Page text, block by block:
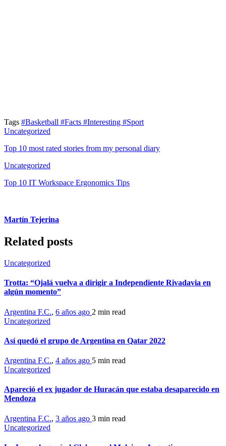
Tags #Basketball #Facts #Interesting #Sport
Uncategorized
Top 10 most rated stories from my personal diary
Uncategorized
Top 10 IT Workspace Ergonomics Tips
Martín Tejerina
Related posts
Uncategorized
Trotta: “Ojalá vuelva a dirigir a Independiente Rivadavia en
algún momento”
Argentina F.C., 6 años ago 2 min read
Uncategorized
Así quedó el grupo de Argentina en Qatar 2022
Argentina F.C., 4 años ago 5 min read
Uncategorized
Apareció el ex jugador de Huracán que estaba desaparecido en
Mendoza
Argentina F.C., 3 años ago 3 min read
Uncategorized